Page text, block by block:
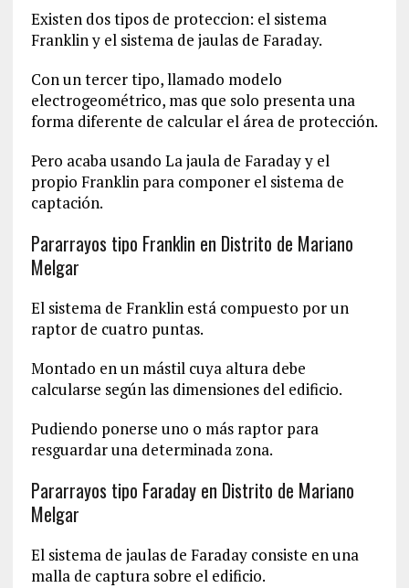
Existen dos tipos de proteccion: el sistema
Franklin y el sistema de jaulas de Faraday.
Con un tercer tipo, llamado modelo
electrogeométrico, mas que solo presenta una
forma diferente de calcular el área de protección.
Pero acaba usando La jaula de Faraday y el
propio Franklin para componer el sistema de
captación.
Pararrayos tipo Franklin en Distrito de Mariano
Melgar
El sistema de Franklin está compuesto por un
raptor de cuatro puntas.
Montado en un mástil cuya altura debe
calcularse según las dimensiones del edificio.
Pudiendo ponerse uno o más raptor para
resguardar una determinada zona.
Pararrayos tipo Faraday en Distrito de Mariano
Melgar
El sistema de jaulas de Faraday consiste en una
malla de captura sobre el edificio.